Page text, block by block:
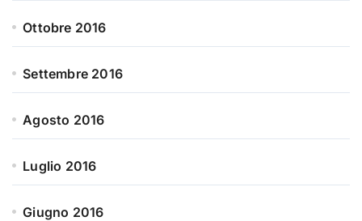
Ottobre 2016
Settembre 2016
Agosto 2016
Luglio 2016
Giugno 2016